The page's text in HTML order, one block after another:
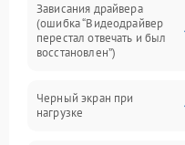
Интерфейсные и
Электропитание
Зависания драйвера
(ошибка “Видеодрайвер
перестал отвечать и был
восстановлен”)
Черный экран при
нагрузке